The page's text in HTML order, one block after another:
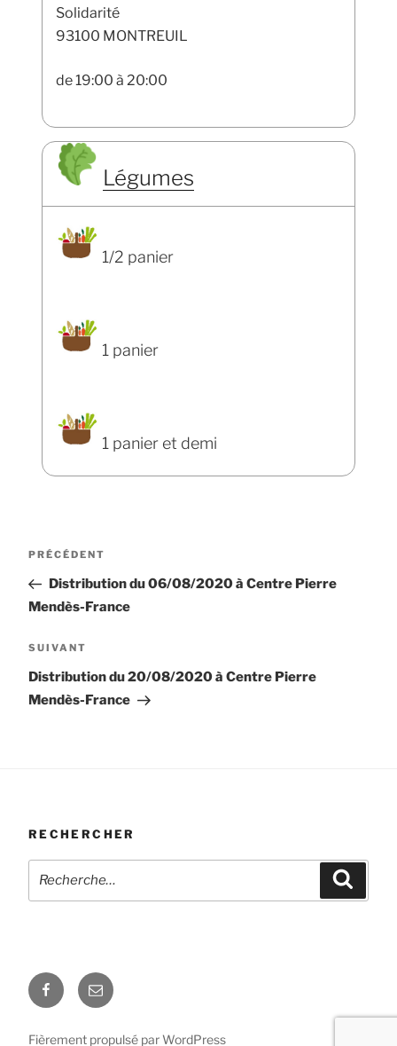
Solidarité
93100 MONTREUIL
de 19:00 à 20:00
Légumes
1/2 panier
1 panier
1 panier et demi
Navigation
l’article
Article
précédent
PRÉCÉDENT
Distribution du 06/08/2020 à Centre Pierre
Mendès-France
Article
suivant
SUIVANT
Distribution du 20/08/2020 à Centre Pierre
Mendès-France
RECHERCHER
Recherche
Facebook
E-
mail
Fièrement propulsé par WordPress